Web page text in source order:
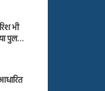
भी
पुल…